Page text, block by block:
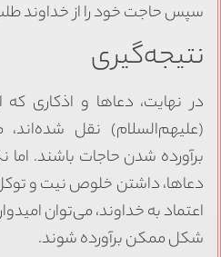
سپس حاجت خود را از خداوند
نتیجه‌گیری
در نهایت، دعاها و اذکاری که
(علیهم‌السلام) نقل شده‌اند،
برآورده شدن حاجات باشند. اما
دعاها، داشتن خلوص نیت و
اعتماد به خداوند، می‌توان
شکل ممکن برآورده شوند.